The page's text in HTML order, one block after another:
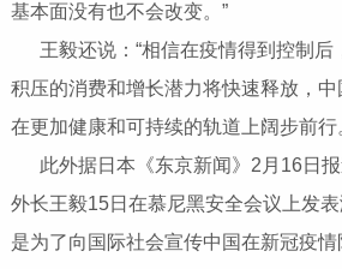
基本面没有也不会改变。”
王毅还说：“相信在疫情得到控制后
积压的消费和增长潜力将快速释放，
在更加健康和可持续的轨道上阔步前行
此外据日本《东京新闻》2月16日
外长王毅15日在慕尼黑安全会议上发
是为了向国际社会宣传中国在新冠疫